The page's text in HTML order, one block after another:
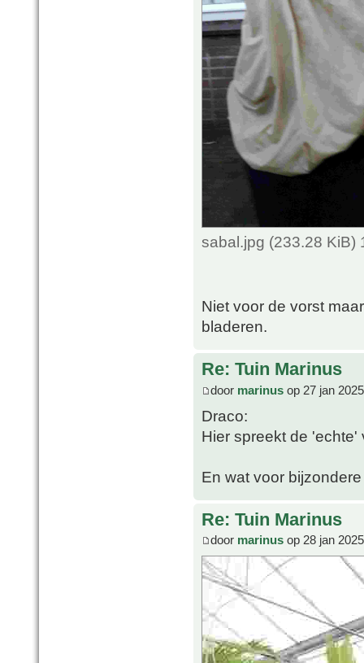
sabal.jpg (233.28 KiB)
Niet voor de vorst
bladeren.
Re: Tuin Marinus
door marinus op 27 jan
Draco:
Hier spreekt de 'echte'
En wat voor
Re: Tuin Marinus
door marinus op 28 jan